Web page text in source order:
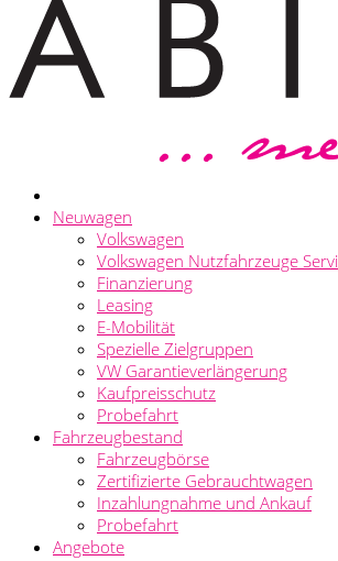
Neuwagen
Volkswagen
Volkswagen Nutzfahrzeuge
Finanzierung
Leasing
E-Mobilität
Spezielle Zielgruppen
VW Garantieverlängerung
Kaufpreisschutz
Probefahrt
Fahrzeugbestand
Fahrzeugbörse
Zertifizierte Gebrauchtwagen
Inzahlungnahme und Ankauf
Probefahrt
Angebote